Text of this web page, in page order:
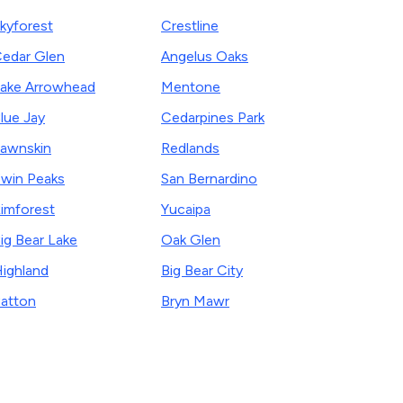
Glen
Arrowhead
Jay
Peaks
Bear Lake
Crestline
Angelus Oaks
Mentone
Cedarpines Park
Redlands
San Bernardino
Yucaipa
Oak Glen
Big Bear City
Bryn Mawr